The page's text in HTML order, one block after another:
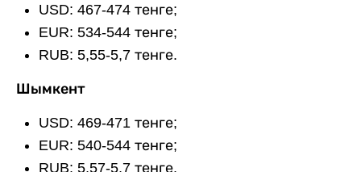
USD: 467-474 тенге;
EUR: 534-544 тенге;
RUB: 5,55-5,7 тенге.
Шымкент
USD: 469-471 тенге;
EUR: 540-544 тенге;
RUB: 5,57-5,7 тенге.